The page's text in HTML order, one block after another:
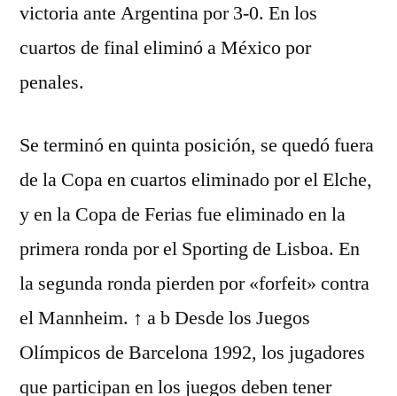
victoria ante Argentina por 3-0. En los
cuartos de final eliminó a México por
penales.
Se terminó en quinta posición, se quedó fuera
de la Copa en cuartos eliminado por el Elche,
y en la Copa de Ferias fue eliminado en la
primera ronda por el Sporting de Lisboa. En
la segunda ronda pierden por «forfeit» contra
el Mannheim. ↑ a b Desde los Juegos
Olímpicos de Barcelona 1992, los jugadores
que participan en los juegos deben tener